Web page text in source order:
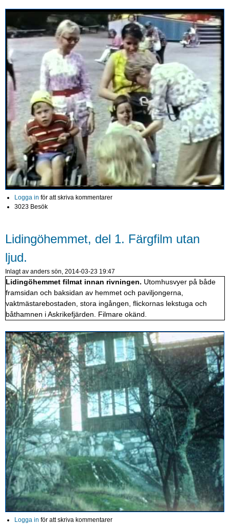
Logga in för att skriva kommentarer
3023 Besök
Lidingöhemmet, del 1. Färgfilm utan
ljud.
Inlagt av anders sön, 2014-03-23 19:47
Lidingöhemmet filmat innan rivningen. Utomhusvyer på både
framsidan och baksidan av hemmet och paviljongerna,
vaktmästarebostaden, stora ingången, flickornas lekstuga och
båthamnen i Askrikefjärden. Filmare okänd.
Logga in för att skriva kommentarer